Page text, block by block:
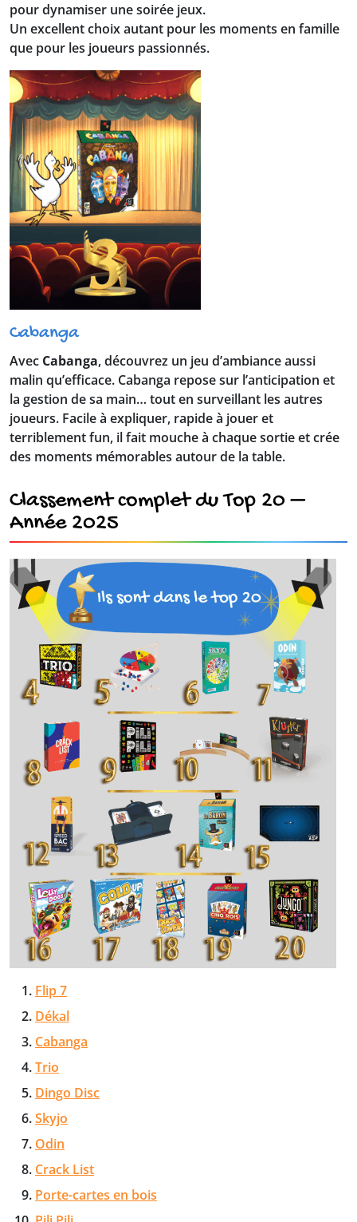
pour dynamiser une soirée jeux.
Un excellent choix autant pour les moments en famille
que pour les joueurs passionnés.
Cabanga
Avec Cabanga, découvrez un jeu d’ambiance aussi
malin qu’efficace. Cabanga repose sur l’anticipation et
la gestion de sa main… tout en surveillant les autres
joueurs. Facile à expliquer, rapide à jouer et
terriblement fun, il fait mouche à chaque sortie et crée
des moments mémorables autour de la table.
Classement complet du Top 20 –
Année 2025
Flip 7
Dékal
Cabanga
Trio
Dingo Disc
Skyjo
Odin
Crack List
Porte-cartes en bois